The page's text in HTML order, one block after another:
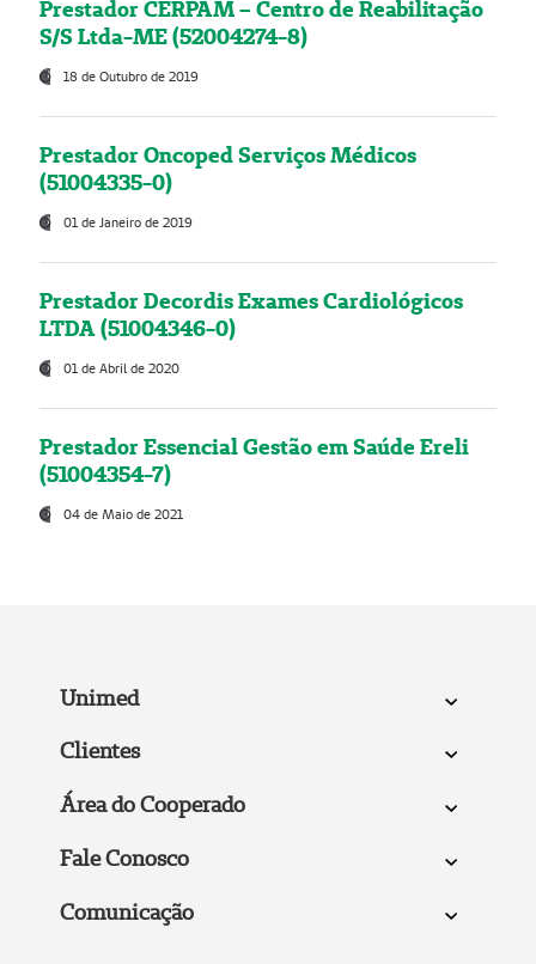
Prestador CERPAM – Centro de Reabilitação
S/S Ltda-ME (52004274-8)
18 de Outubro de 2019
Prestador Oncoped Serviços Médicos
(51004335-0)
01 de Janeiro de 2019
Prestador Decordis Exames Cardiológicos
LTDA (51004346-0)
01 de Abril de 2020
Prestador Essencial Gestão em Saúde Ereli
(51004354-7)
04 de Maio de 2021
Unimed
Clientes
Área do Cooperado
Fale Conosco
Comunicação